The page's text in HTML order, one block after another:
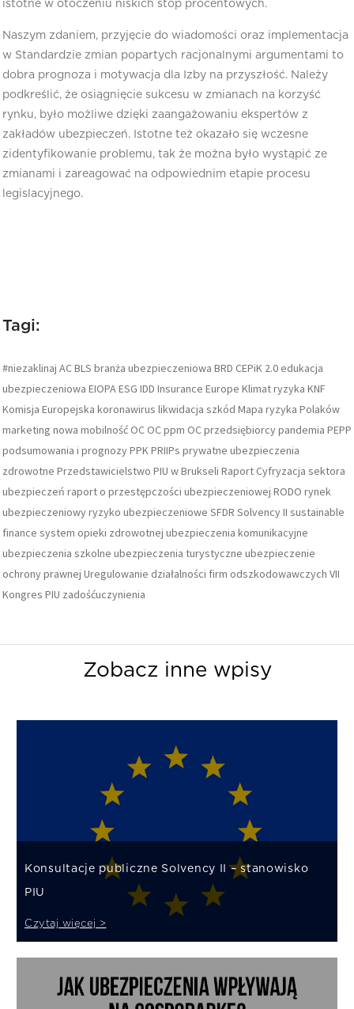
istotne w otoczeniu niskich stóp procentowych.
Naszym zdaniem, przyjęcie do wiadomości oraz implementacja
w Standardzie zmian popartych racjonalnymi argumentami to
dobra prognoza i motywacja dla Izby na przyszłość. Należy
podkreślić, że osiągnięcie sukcesu w zmianach na korzyść
rynku, było możliwe dzięki zaangażowaniu ekspertów z
zakładów ubezpieczeń. Istotne też okazało się wczesne
zidentyfikowanie problemu, tak że można było wystąpić ze
zmianami i zareagować na odpowiednim etapie procesu
legislacyjnego.
Tagi:
#niezaklinaj ACBLS branża ubezpieczeniowa BRD CEPiK 2.0 edukacja
ubezpieczeniowa EIOPAESG IDD Insurance Europe Klimat ryzyka KNF
Komisja Europejska koronawirus likwidacja szkód Mapa ryzyka Polaków
marketing nowa mobilność OC OC ppm OC przedsiębiorcypandemia PEPP
podsumowania i prognozyPPKPRIIPs prywatne ubezpieczenia
zdrowotne Przedstawicielstwo PIU w Brukseli Raport Cyfryzacja sektora
ubezpieczeń raport o przestępczości ubezpieczeniowej RODO rynek
ubezpieczeniowyryzyko ubezpieczeniowe SFDR Solvency II sustainable
finance system opieki zdrowotnej ubezpieczenia komunikacyjne
ubezpieczenia szkolne ubezpieczenia turystyczne ubezpieczenie
ochrony prawnej Uregulowanie działalności firm odszkodowawczych VII
Kongres PIU zadośćuczynienia
Zobacz inne wpisy
Konsultacje publiczne Solvency II – stanowisko
PIU
Czytaj więcej >